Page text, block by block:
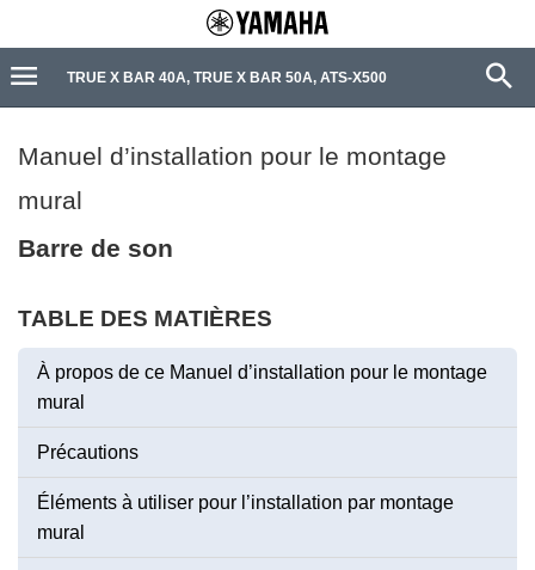
Manuel d’installation pour le montage
mural
Barre de son
TABLE DES MATIÈRES
À propos de ce Manuel d’installation pour le montage
mural
Précautions
Éléments à utiliser pour l’installation par montage
mural
TRUE X BAR 40A, TRUE X BAR 50A, ATS-X500